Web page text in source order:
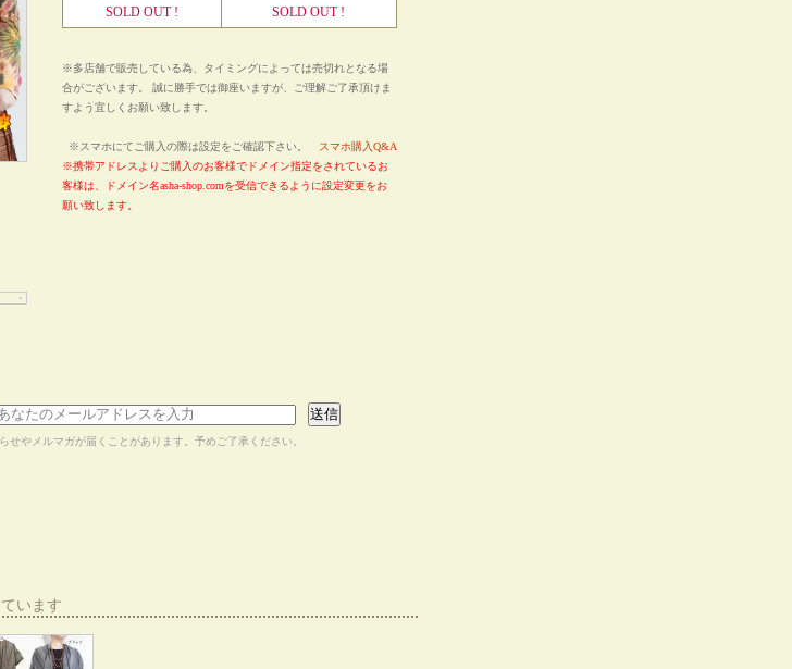
SOLD OUT ! SOLD OUT !
※多店舗で販売している為、タイミングによっては売切れとなる場
合がございます。 誠に勝手では御座いますが、ご理解ご了承頂けま
すよう宜しくお願い致します。
※スマホにてご購入の際は設定をご確認下さい。
スマホ購入Q&A
※携帯アドレスよりご購入のお客様でドメイン指定をされているお
客様は、ドメイン名asha-shop.comを受信できるように設定変更をお
願い致します。
やメルマガが届くことがあります。予めご了承ください。
います